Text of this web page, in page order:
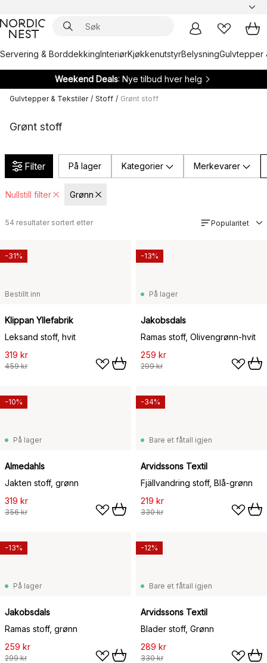
Servering & BorddekkingInteriørKjøkkenutstyrBelysningGulvtepper
Weekend Deals: Nye tilbud hver helg
Gulvtepper & Tekstiler / Stoff / Grønt stoff
Grønt stoff
Filter På lager Kategorier Merkevarer
Nullstill filter Grønn
54 resultater sortert etter Popularitet
Bestillt inn
Klippan Yllefabrik
Leksand stoff, hvit
319 kr
459 kr
-31%
På lager
Jakobsdals
Ramas stoff, Olivengrønn-hvit
259 kr
299 kr
-13%
På lager
Almedahls
Jakten stoff, grønn
319 kr
356 kr
-10%
Bare et fåtall igjen
Arvidssons Textil
Fjällvandring stoff, Blå-grønn
219 kr
330 kr
-34%
På lager
Jakobsdals
Ramas stoff, grønn
259 kr
299 kr
-13%
Bare et fåtall igjen
Arvidssons Textil
Blader stoff, Grønn
289 kr
330 kr
-12%